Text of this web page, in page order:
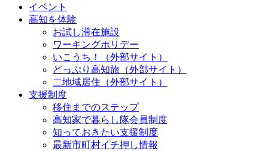
イベント
高知を体験
お試し滞在施設
ワーキングホリデー
いこうち！（外部サイト）
どっぷり高知旅（外部サイト）
二地域居住（外部サイト）
支援制度
移住までのステップ
高知家で暮らし隊会員制度
知っておきたい支援制度
最新市町村イチ押し情報